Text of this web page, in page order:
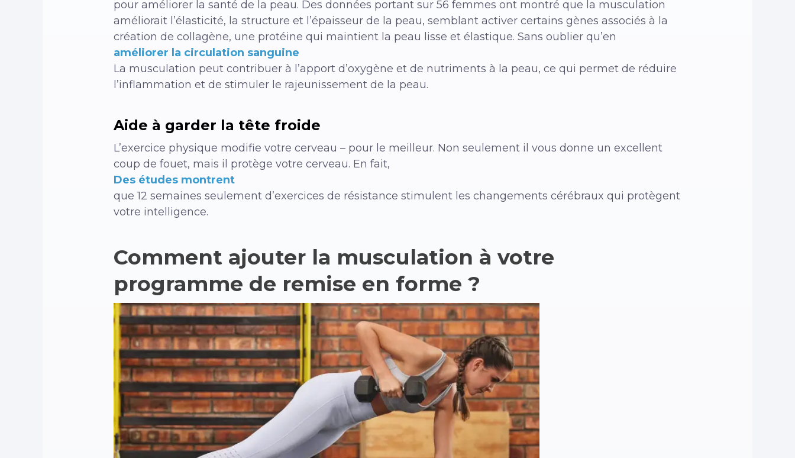
pour améliorer la santé de la peau. Des données portant sur 56 femmes ont montré que la musculation
améliorait l’élasticité, la structure et l’épaisseur de la peau, semblant activer certains gènes associés à la
création de collagène, une protéine qui maintient la peau lisse et élastique. Sans oublier qu’en
améliorer la circulation sanguine
La musculation peut contribuer à l’apport d’oxygène et de nutriments à la peau, ce qui permet de réduire
l’inflammation et de stimuler le rajeunissement de la peau.
Aide à garder la tête froide
L’exercice physique modifie votre cerveau – pour le meilleur. Non seulement il vous donne un excellent
coup de fouet, mais il protège votre cerveau. En fait,
Des études montrent
que 12 semaines seulement d’exercices de résistance stimulent les changements cérébraux qui protègent
votre intelligence.
Comment ajouter la musculation à votre
programme de remise en forme ?